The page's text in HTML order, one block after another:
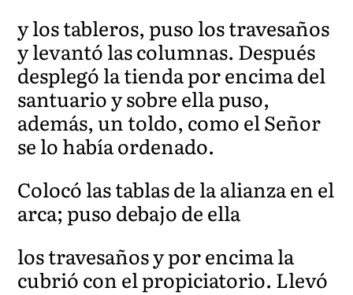
y los tableros, puso los travesaños
y levantó las columnas. Después
desplegó la tienda por encima del
santuario y sobre ella puso,
además, un toldo, como el Señor
se lo había ordenado.
Colocó las tablas de la alianza en el
arca; puso debajo de ella
los travesaños y por encima la
cubrió con el propiciatorio. Llevó